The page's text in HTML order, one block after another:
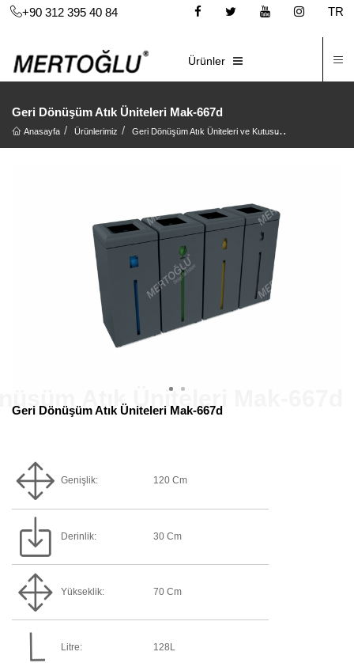
+90 312 395 40 84
TR
Ürünler
Geri Dönüşüm Atık Üniteleri Mak-667d
Anasayfa Ürünlerimiz Geri Dönüşüm Atık Üniteleri ve Kutusu
Geri Dönüşüm Atık Üniteleri Mak-667d
Genişlik: 120 Cm
Derinlik: 30 Cm
Yükseklik: 70 Cm
Litre: 128L